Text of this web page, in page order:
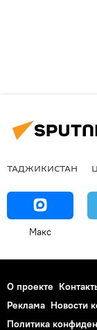
ТАДЖИКИСТАН
Макс
О проекте
Реклама Новости
Политика